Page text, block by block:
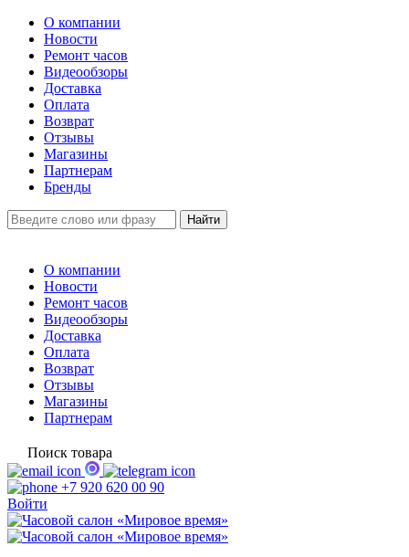
О компании
Новости
Ремонт часов
Видеообзоры
Доставка
Оплата
Возврат
Отзывы
Магазины
Партнерам
Бренды
О компании
Новости
Ремонт часов
Видеообзоры
Доставка
Оплата
Возврат
Отзывы
Магазины
Партнерам
Поиск товара
+7 920 620 00 90
Войти